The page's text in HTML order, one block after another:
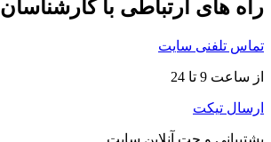
راه های ارتباطی با کارشناسان
تماس تلفنی سایت
از ساعت 9 تا 24
ارسال تیکت
پشتیبانی و چت آنلاین سایت